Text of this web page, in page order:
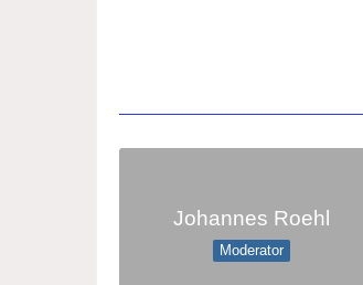
Johannes Roehl
Moderator